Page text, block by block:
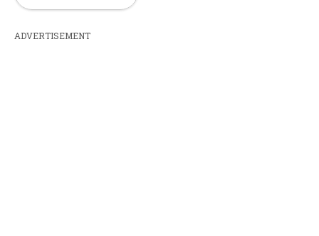
ADVERTISEMENT